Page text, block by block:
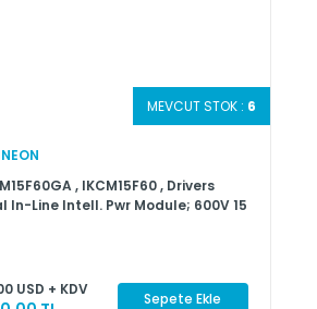
MEVCUT STOK : 6
, IKCM15F60 , Drivers
In-Line Intell. Pwr Module; 600V 15
USD + KDV
Sepete Ekle